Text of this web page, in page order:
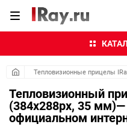
Тепловизионные прицелы
Тепловизионный
(384х288px, 35 мм)—
официальном